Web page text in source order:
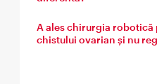
A ales chirurgia
chistului ovarian și nu